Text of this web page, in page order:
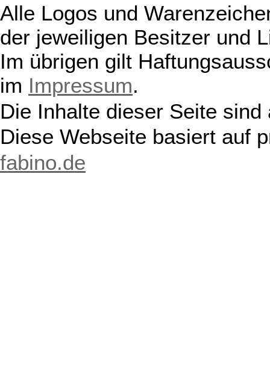
Alle Logos und
der jeweiligen Besitzer und
Im übrigen gilt
im Impressum.
Die Inhalte dieser Seite
Diese Webseite basiert auf
fabino.de